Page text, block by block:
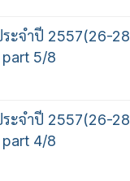
ระจำปี 2557(26-28
5/8
ระจำปี 2557(26-28
4/8